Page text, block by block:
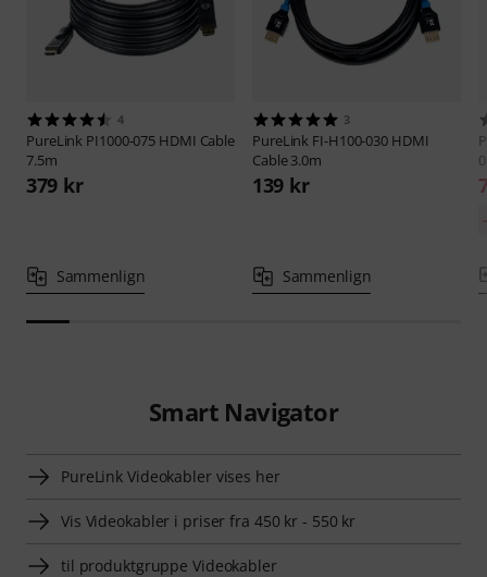
4
PureLink PI1000-075 HDMI Cable
7.5m
379 kr
Sammenlign
3
PureLink FI-H100-030 HDMI
Cable 3.0m
139 kr
Sammenlign
Smart Navigator
PureLink Videokabler vises her
Vis Videokabler i priser fra 450 kr - 550 kr
til produktgruppe Videokabler